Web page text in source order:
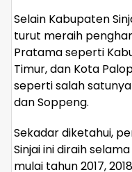
Selain Kabupaten
turut meraih
Pratama seperti
Timur, dan Kota
seperti salah
dan Soppeng.
Sekadar diketahui,
Sinjai ini diraih
mulai tahun 2017,